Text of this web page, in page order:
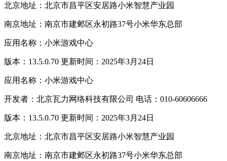
北京地址：北京市昌平区安居路小米智慧产业园
南京地址：南京市建邺区永初路37号小米华东总部
应用名称：小米游戏中心
版本：13.5.0.70 更新时间：2025年3月24日
应用名称：小米游戏中心
开发者：北京瓦力网络科技有限公司 电话：010-60606666
版本：13.5.0.70 更新时间：2025年3月24日
北京地址：北京市昌平区安居路小米智慧产业园
南京地址：南京市建邺区永初路37号小米华东总部